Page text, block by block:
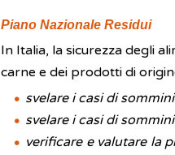
Piano Nazionale Residui
In Italia, la sicurezza degli
carne e dei prodotti di
svelare i casi di
svelare i casi di
verificare e valutare la